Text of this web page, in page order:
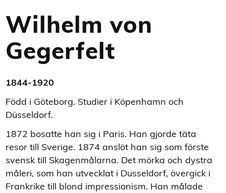
Wilhelm von
Gegerfelt
1844-1920
Född i Göteborg. Studier i Köpenhamn och
Düsseldorf.
1872 bosatte han sig i Paris. Han gjorde täta
resor till Sverige. 1874 anslöt han sig som förste
svensk till Skagenmålarna. Det mörka och dystra
måleri, som han utvecklat i Dusseldorf, övergick i
Frankrike till blond impressionism. Han målade